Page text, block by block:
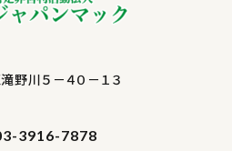
野川５－４０－１３
3916-7878